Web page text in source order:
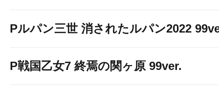
Pルパン三世 消されたルパン2022
P戦国乙女7 終焉の関ヶ原 99ver.